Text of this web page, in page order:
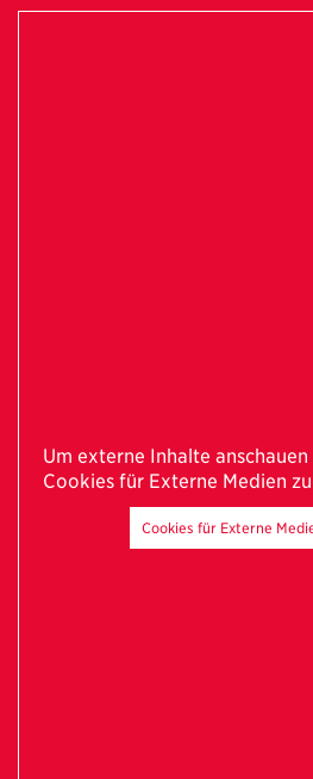
Um externe Inhalte
Cookies für Externe Medien
Cookies für Externe